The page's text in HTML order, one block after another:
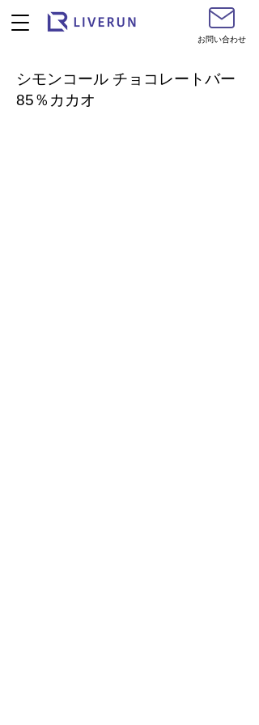
お問い合わせ
シモンコール チョコレートバー
85％カカオ